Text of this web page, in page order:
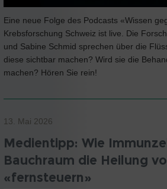
Eine neue Folge des Podcasts «Wissen
Krebsforschung Schweiz ist live. Die
und Sabine Schmid sprechen über die
diese sichtbar machen? Wird sie die
machen? Hören Sie rein!
13. Mai 2026
Medientipp: Wie
Bauchraum die Heilung
«fernsteuern»